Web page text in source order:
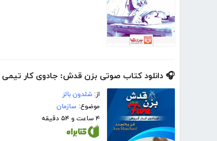
🎧 دانلود کتاب صوتی بزن قدش: جادوی کار تیمی
از: شلدون بالز
موضوع: سازمان
۴ ساعت و ۵۴ دقیقه